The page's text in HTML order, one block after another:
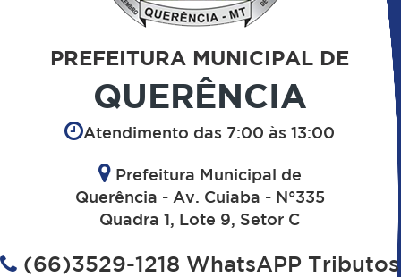
PREFEITURA MUNICIPAL DE
QUERÊNCIA
Atendimento das 7:00 às 13:00
Prefeitura Municipal de
Querência - Av. Cuiaba - N°335
Quadra 1, Lote 9, Setor C
(66)3529-1218 WhatsAPP Tributos